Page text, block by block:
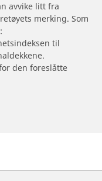
avvike litt fra
merking. Som
til
den foreslåtte